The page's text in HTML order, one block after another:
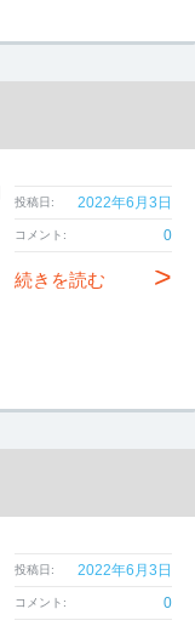
投稿日: 2022年6月3日
コメント: 0
続きを読む >
投稿日: 2022年6月3日
コメント: 0